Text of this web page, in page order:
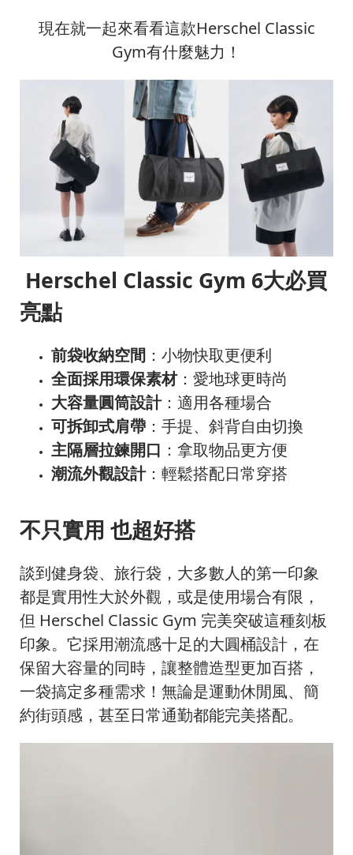
現在就一起來看看這款Herschel Classic
Gym有什麼魅力！
Herschel Classic Gym 6大必買
亮點
前袋收納空間 ：小物快取更便利
全面採用環保素材：愛地球更時尚
大容量圓筒設計：適用各種場合
可拆卸式肩帶 ：手提、斜背自由切換
主隔層拉鍊開口 ：拿取物品更方便
潮流外觀設計：輕鬆搭配日常穿搭
不只實用 也超好搭
談到健身袋、旅行袋，大多數人的第一印象
都是實用性大於外觀，或是使用場合有限，
但 Herschel Classic Gym 完美突破這種刻板
印象。它採用潮流感十足的大圓桶設計，在
保留大容量的同時，讓整體造型更加百搭，
一袋搞定多種需求！無論是運動休閒風、簡
約街頭感，甚至日常通勤都能完美搭配。